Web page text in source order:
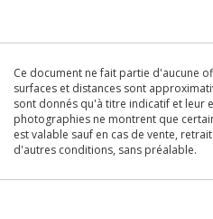
Ce document ne fait partie d'aucune
surfaces et distances sont
sont donnés qu'à titre indicatif et leur
photographies ne montrent que
est valable sauf en cas de vente,
d'autres conditions, sans préalable.